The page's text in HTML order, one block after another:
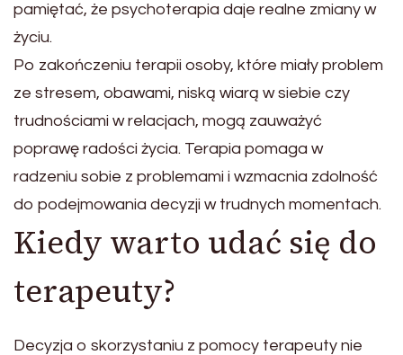
pamiętać, że psychoterapia daje realne zmiany w
życiu.
Po zakończeniu terapii osoby, które miały problem
ze stresem, obawami, niską wiarą w siebie czy
trudnościami w relacjach, mogą zauważyć
poprawę radości życia. Terapia pomaga w
radzeniu sobie z problemami i wzmacnia zdolność
do podejmowania decyzji w trudnych momentach.
Kiedy warto udać się do
terapeuty?
Decyzja o skorzystaniu z pomocy terapeuty nie